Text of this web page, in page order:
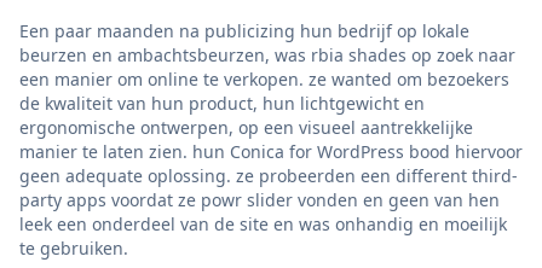
Een paar maanden na publicizing hun bedrijf op lokale
beurzen en ambachtsbeurzen, was rbia shades op zoek naar
een manier om online te verkopen. ze wanted om bezoekers
de kwaliteit van hun product, hun lichtgewicht en
ergonomische ontwerpen, op een visueel aantrekkelijke
manier te laten zien. hun Conica for WordPress bood hiervoor
geen adequate oplossing. ze probeerden een different third-
party apps voordat ze powr slider vonden en geen van hen
leek een onderdeel van de site en was onhandig en moeilijk
te gebruiken.